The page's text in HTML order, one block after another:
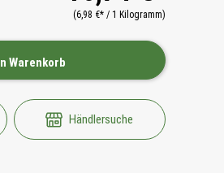
(6,98 €* / 1 Kilogramm)
Warenkorb
Händlersuche